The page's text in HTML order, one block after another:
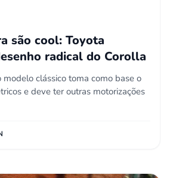
são cool: Toyota
radical do Corolla
clássico toma como base o
e deve ter outras motorizações